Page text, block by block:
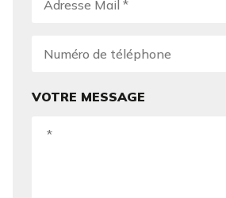
VOTRE MESSAGE